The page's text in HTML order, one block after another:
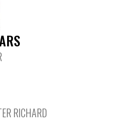
RICHARD